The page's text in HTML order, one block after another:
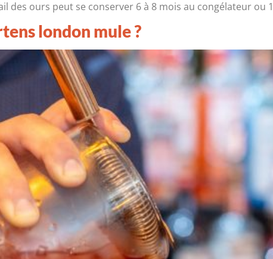
des ours peut se conserver 6 à 8 mois au congélateur ou
london mule ?